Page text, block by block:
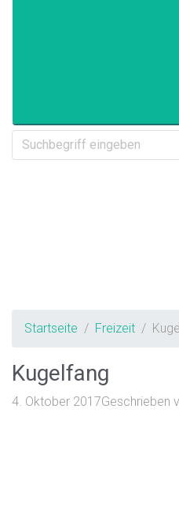
Startseite Freizeit
Kugelfang
4. Oktober 2017Geschrieben